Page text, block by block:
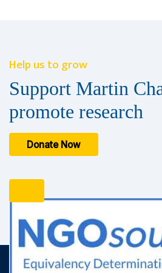
Help us to grow
Support Martin
promote research
Donate Now